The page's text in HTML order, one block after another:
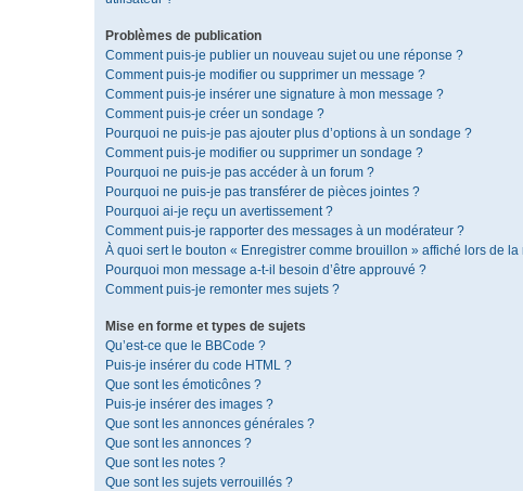
Problèmes de publication
Comment puis-je publier un nouveau sujet ou une réponse ?
Comment puis-je modifier ou supprimer un message ?
Comment puis-je insérer une signature à mon message ?
Comment puis-je créer un sondage ?
Pourquoi ne puis-je pas ajouter plus d’options à un sondage ?
Comment puis-je modifier ou supprimer un sondage ?
Pourquoi ne puis-je pas accéder à un forum ?
Pourquoi ne puis-je pas transférer de pièces jointes ?
Pourquoi ai-je reçu un avertissement ?
Comment puis-je rapporter des messages à un modérateur ?
À quoi sert le bouton « Enregistrer comme brouillon » affiché lors de la
Pourquoi mon message a-t-il besoin d’être approuvé ?
Comment puis-je remonter mes sujets ?
Mise en forme et types de sujets
Qu’est-ce que le BBCode ?
Puis-je insérer du code HTML ?
Que sont les émoticônes ?
Puis-je insérer des images ?
Que sont les annonces générales ?
Que sont les annonces ?
Que sont les notes ?
Que sont les sujets verrouillés ?